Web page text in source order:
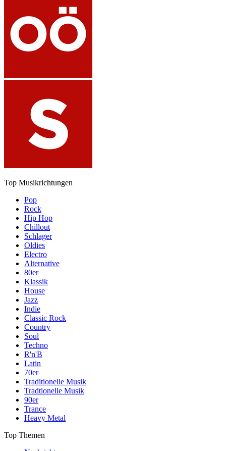
Top Musikrichtungen
Pop
Rock
Hip Hop
Chillout
Schlager
Oldies
Electro
Alternative
80er
Klassik
House
Jazz
Indie
Classic Rock
Country
Soul
Techno
R'n'B
Latin
70er
Traditionelle Musik
Tradtionelle Musik
90er
Trance
Heavy Metal
Top Themen